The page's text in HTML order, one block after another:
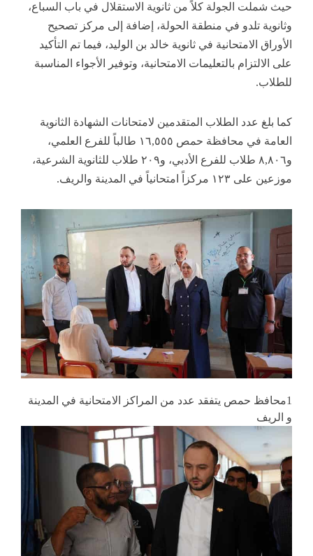
حيث شملت الجولة كلاً من ثانوية الاستقلال في باب السباع،
وثانوية تلدو في منطقة الحولة، إضافة إلى مركز تصحيح
الأوراق الامتحانية في ثانوية خالد بن الوليد، فيما تم التأكيد
على الالتزام بالتعليمات الامتحانية، وتوفير الأجواء المناسبة
للطلاب.
كما بلغ عدد الطلاب المتقدمين لامتحانات الشهادة الثانوية
العامة في محافظة حمص ١٦,٥٥٥ طالباً للفرع العلمي،
و٨,٨٠٦ طلاب للفرع الأدبي، و٢٠٩ طلاب للثانوية الشرعية،
موزعين على ١٢٣ مركزاً امتحانياً في المدينة والريف.
1محافظ حمص يتفقد عدد من المراكز الامتحانية في المدينة
و الريف